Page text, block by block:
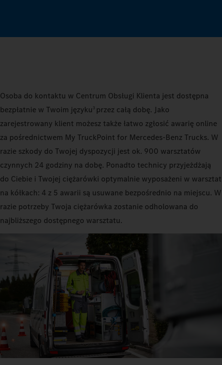
Osoba do kontaktu w Centrum Obsługi Klienta jest dostępna
bezpłatnie w Twoim języku 3 przez całą dobę. Jako
zarejestrowany klient możesz także łatwo zgłosić awarię online
za pośrednictwem My TruckPoint for Mercedes‑Benz Trucks. W
razie szkody do Twojej dyspozycji jest ok. 900 warsztatów
czynnych 24 godziny na dobę. Ponadto technicy przyjeżdżają
do Ciebie i Twojej ciężarówki optymalnie wyposażeni w warsztat
na kółkach: 4 z 5 awarii są usuwane bezpośrednio na miejscu. W
razie potrzeby Twoja ciężarówka zostanie odholowana do
najbliższego dostępnego warsztatu.